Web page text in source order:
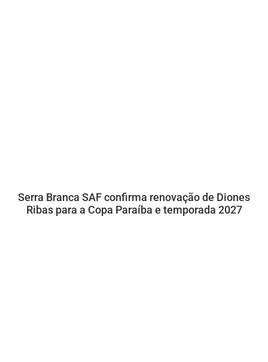
Serra Branca SAF confirma renovação de Diones
Ribas para a Copa Paraíba e temporada 2027